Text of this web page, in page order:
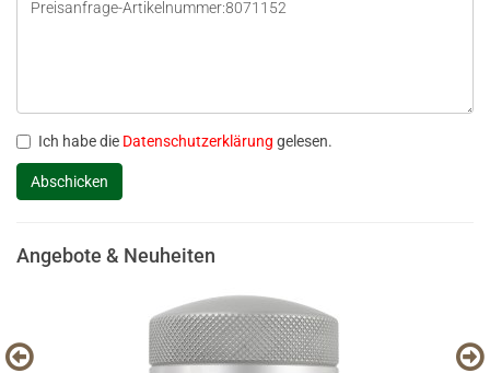
Ich habe die Datenschutzerklärung gelesen.
Angebote & Neuheiten